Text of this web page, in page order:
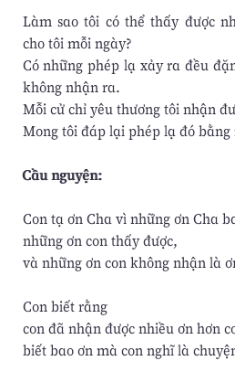
Làm sao tôi có thể thấy được
cho tôi mỗi ngày?
Có những phép lạ xảy ra đều
không nhận ra.
Mỗi cử chỉ yêu thương tôi nhận
Mong tôi đáp lại phép lạ đó
Cầu nguyện:
Con tạ ơn Cha vì những ơn Cha
những ơn con thấy được,
và những ơn con không nhận là
Con biết rằng
con đã nhận được nhiều ơn hơn
biết bao ơn mà con nghĩ là